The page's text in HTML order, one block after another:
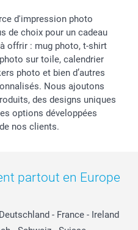
d'impression photo
de choix pour un cadeau
offrir : mug photo, t-shirt
sur toile, calendrier
photo et bien d’autres
Nous ajoutons
des designs uniques
options développées
nos clients.
partout en Europe
Deutschland - France - Ireland